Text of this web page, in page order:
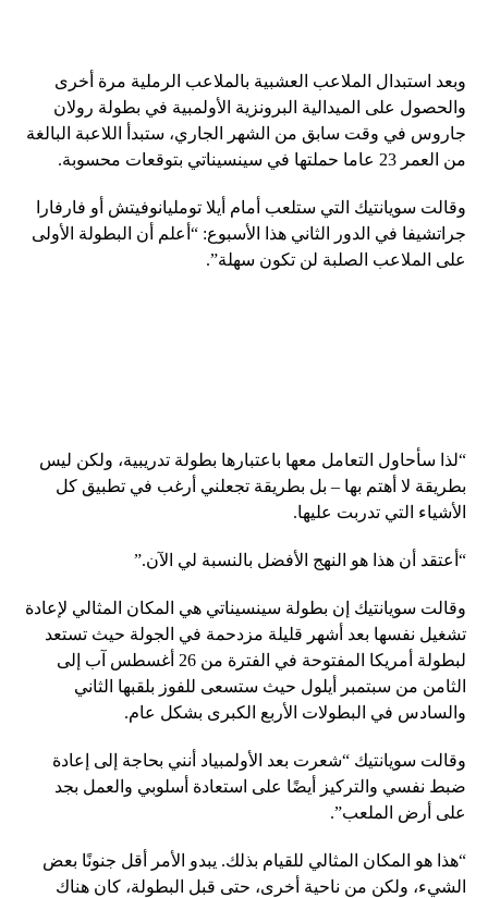
وبعد استبدال الملاعب العشبية بالملاعب الرملية مرة أخرى
والحصول على الميدالية البرونزية الأولمبية في بطولة رولان
جاروس في وقت سابق من الشهر الجاري، ستبدأ اللاعبة البالغة
من العمر 23 عاما حملتها في سينسيناتي بتوقعات محسوبة.
وقالت سويانتيك التي ستلعب أمام أيلا تومليانوفيتش أو فارفارا
جراتشيفا في الدور الثاني هذا الأسبوع: “أعلم أن البطولة الأولى
على الملاعب الصلبة لن تكون سهلة”.
“لذا سأحاول التعامل معها باعتبارها بطولة تدريبية، ولكن ليس
بطريقة لا أهتم بها – بل بطريقة تجعلني أرغب في تطبيق كل
الأشياء التي تدربت عليها.
“أعتقد أن هذا هو النهج الأفضل بالنسبة لي الآن.”
وقالت سويانتيك إن بطولة سينسيناتي هي المكان المثالي لإعادة
تشغيل نفسها بعد أشهر قليلة مزدحمة في الجولة حيث تستعد
لبطولة أمريكا المفتوحة في الفترة من 26 أغسطس آب إلى
الثامن من سبتمبر أيلول حيث ستسعى للفوز بلقبها الثاني
والسادس في البطولات الأربع الكبرى بشكل عام.
وقالت سويانتيك “شعرت بعد الأولمبياد أنني بحاجة إلى إعادة
ضبط نفسي والتركيز أيضًا على استعادة أسلوبي والعمل بجد
على أرض الملعب”.
“هذا هو المكان المثالي للقيام بذلك. يبدو الأمر أقل جنونًا بعض
الشيء، ولكن من ناحية أخرى، حتى قبل البطولة، كان هناك